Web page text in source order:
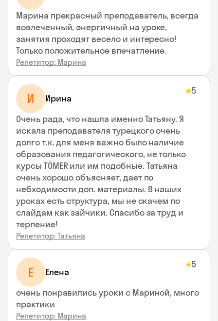
Марина прекрасный преподаватель, всегда
вовлеченный, энергичный на уроке,
занятия проходят весело и интересно!
Только положительное впечатление.
Репетитор: Марина
И Ирина
★5
Очень рада, что нашла именно Татьяну. Я
искала преподавателя турецкого очень
долго т.к. для меня важно было наличие
образования педагогического, не только
курсы TÖMER или им подобные. Татьяна
очень хорошо объясняет, дает по
небходимости доп. материалы. В наших
уроках есть структура, мы не скачем по
слайдам как зайчики. Спасибо за труд и
терпение!
Репетитор: Татьяна
Е Елена
★5
очень понравились уроки с Мариной, много
практики
Репетитор: Марина